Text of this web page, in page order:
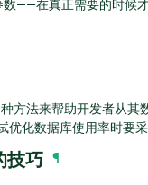
——在真正需要的时候才
方法来帮助开发者从其
化数据库使用率时要采
技巧 ¶